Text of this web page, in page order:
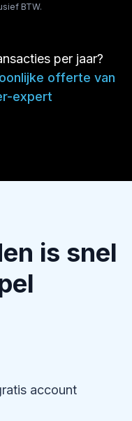
BTW.
per jaar?
offerte van
expert
is snel
account